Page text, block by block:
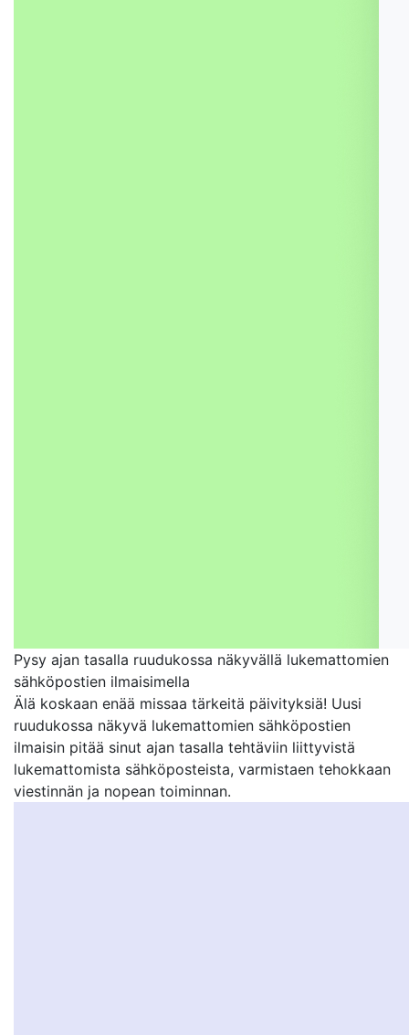
Pysy ajan tasalla ruudukossa näkyvällä lukemattomien
sähköpostien ilmaisimella
Älä koskaan enää missaa tärkeitä päivityksiä! Uusi
ruudukossa näkyvä lukemattomien sähköpostien
ilmaisin pitää sinut ajan tasalla tehtäviin liittyvistä
lukemattomista sähköposteista, varmistaen tehokkaan
viestinnän ja nopean toiminnan.